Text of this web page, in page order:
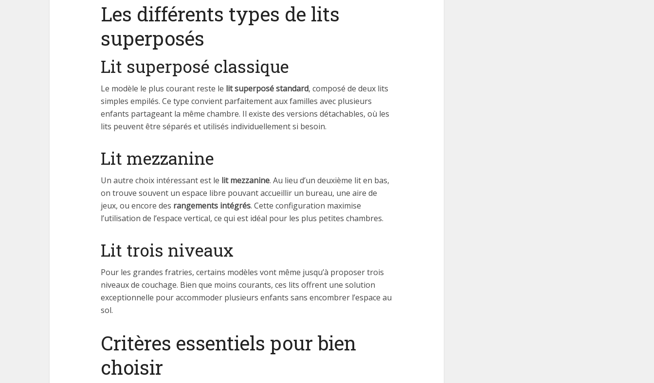
Les différents types de lits
superposés
Lit superposé classique
Le modèle le plus courant reste le lit superposé standard, composé de deux lits
simples empilés. Ce type convient parfaitement aux familles avec plusieurs
enfants partageant la même chambre. Il existe des versions détachables, où les
lits peuvent être séparés et utilisés individuellement si besoin.
Lit mezzanine
Un autre choix intéressant est le lit mezzanine. Au lieu d’un deuxième lit en bas,
on trouve souvent un espace libre pouvant accueillir un bureau, une aire de
jeux, ou encore des rangements intégrés. Cette configuration maximise
l’utilisation de l’espace vertical, ce qui est idéal pour les plus petites chambres.
Lit trois niveaux
Pour les grandes fratries, certains modèles vont même jusqu’à proposer trois
niveaux de couchage. Bien que moins courants, ces lits offrent une solution
exceptionnelle pour accommoder plusieurs enfants sans encombrer l’espace au
sol.
Critères essentiels pour bien
choisir